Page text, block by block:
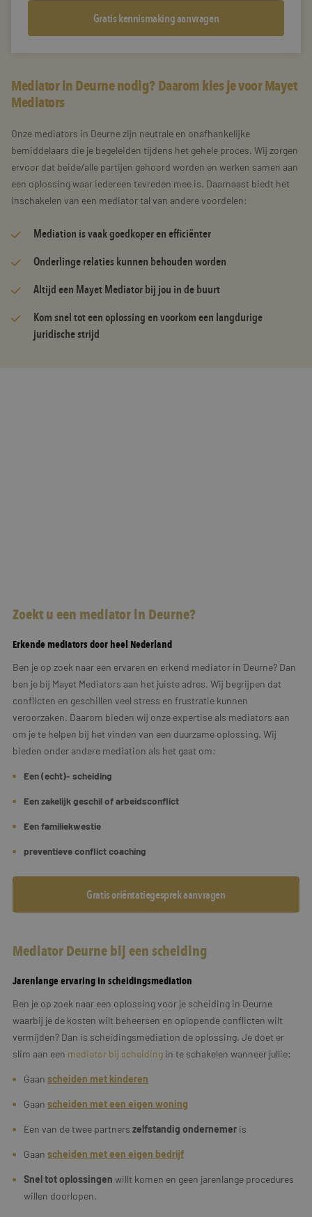
Mediator in Deurne nodig? Daarom kies je voor Mayet
Mediators
Onze mediators in Deurne zijn neutrale en onafhankelijke
bemiddelaars die je begeleiden tijdens het gehele proces. Wij zorgen
ervoor dat beide/alle partijen gehoord worden en werken samen aan
een oplossing waar iedereen tevreden mee is. Daarnaast biedt het
inschakelen van een mediator tal van andere voordelen:
Mediation is vaak goedkoper en efficiënter
Onderlinge relaties kunnen behouden worden
Altijd een Mayet Mediator bij jou in de buurt
Kom snel tot een oplossing en voorkom een langdurige
juridische strijd
Zoekt u een mediator in Deurne?
Erkende mediators door heel Nederland
Ben je op zoek naar een ervaren en erkend mediator in Deurne? Dan
ben je bij Mayet Mediators aan het juiste adres. Wij begrijpen dat
conflicten en geschillen veel stress en frustratie kunnen
veroorzaken. Daarom bieden wij onze expertise als mediators aan
om je te helpen bij het vinden van een duurzame oplossing. Wij
bieden onder andere mediation als het gaat om:
Een (echt)- scheiding
Een zakelijk geschil of arbeidsconflict
Een familiekwestie
preventieve conflict coaching
Gratis oriëntatiegesprek aanvragen
Mediator Deurne bij een scheiding
Jarenlange ervaring in scheidingsmediation
Ben je op zoek naar een oplossing voor je scheiding in Deurne
waarbij je de kosten wilt beheersen en oplopende conflicten wilt
vermijden? Dan is scheidingsmediation de oplossing. Je doet er
slim aan een mediator bij scheiding in te schakelen wanneer jullie:
Gaan scheiden met kinderen
Gaan scheiden met een eigen woning
Een van de twee partners zelfstandig ondernemer is
Gaan scheiden met een eigen bedrijf
Snel tot oplossingen willt komen en geen jarenlange procedures
willen doorlopen.